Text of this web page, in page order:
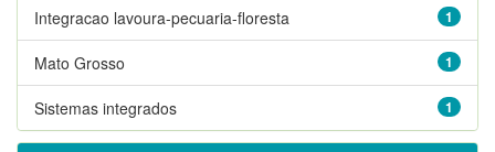
1
Integracao lavoura-pecuaria-floresta
1
Mato Grosso
1
Sistemas integrados